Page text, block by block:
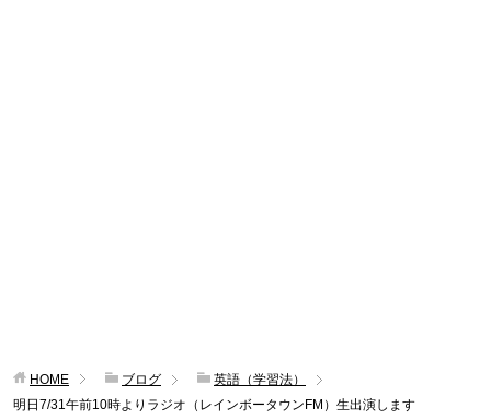
HOME ブログ
英語（学習法）
明日7/31午前10時よりラジオ（レインボータウンFM）生出演します